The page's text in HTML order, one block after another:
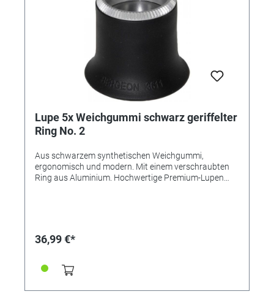
Lupe 5x Weichgummi schwarz geriffelter
Ring No. 2
Aus schwarzem synthetischen Weichgummi,
ergonomisch und modern. Mit einem verschraubten
Ring aus Aluminium. Hochwertige Premium-Lupen
345568 - Vergrößerung 2,8x Referenz 345569 -
4,0x Referenz 345571 - Vergrößerung 5,0x Referenz
345572 - Vergrößerung 6,7x
36,99 €*